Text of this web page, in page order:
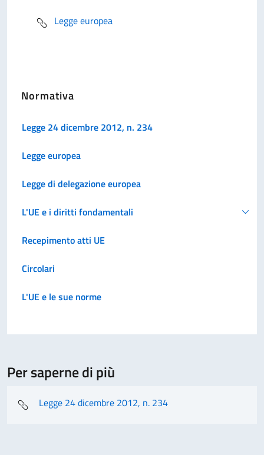
Legge europea
Normativa
Legge 24 dicembre 2012, n. 234
Legge europea
Legge di delegazione europea
L'UE e i diritti fondamentali
Recepimento atti UE
Circolari
L'UE e le sue norme
Per saperne di più
Legge 24 dicembre 2012, n. 234